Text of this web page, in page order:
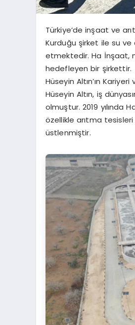
Türkiye’de inşaat ve
Kurduğu şirket ile su ve
etmektedir. Ha İnşaat,
hedefleyen bir şirkettir.
Hüseyin Altın’ın
Hüseyin Altın, iş
olmuştur. 2019 yılında
özellikle arıtma tesisleri
üstlenmiştir.